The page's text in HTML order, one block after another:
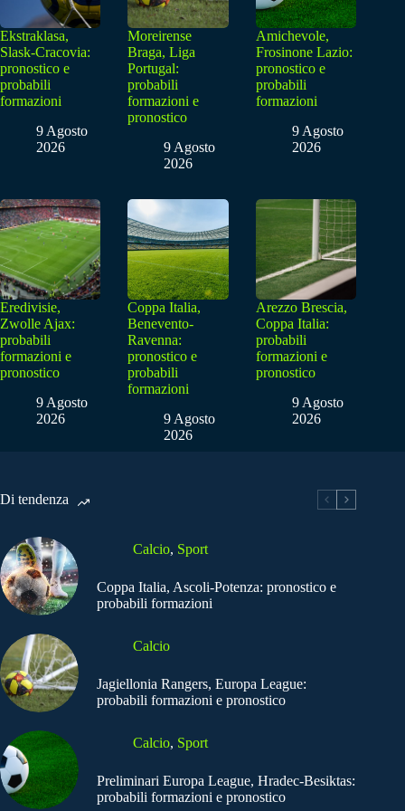
Ekstraklasa,
Slask-Cracovia:
pronostico e
probabili
formazioni
9 Agosto
2026
Moreirense
Braga, Liga
Portugal:
probabili
formazioni e
pronostico
9 Agosto
2026
Amichevole,
Frosinone Lazio:
pronostico e
probabili
formazioni
9 Agosto
2026
Eredivisie,
Zwolle Ajax:
probabili
formazioni e
pronostico
9 Agosto
2026
Coppa Italia,
Benevento-
Ravenna:
pronostico e
probabili
formazioni
9 Agosto
2026
Arezzo Brescia,
Coppa Italia:
probabili
formazioni e
pronostico
9 Agosto
2026
Di tendenza
Calcio, Sport
Coppa Italia, Ascoli-Potenza: pronostico e
probabili formazioni
Calcio
Jagiellonia Rangers, Europa League:
probabili formazioni e pronostico
Calcio, Sport
Preliminari Europa League, Hradec-Besiktas:
probabili formazioni e pronostico